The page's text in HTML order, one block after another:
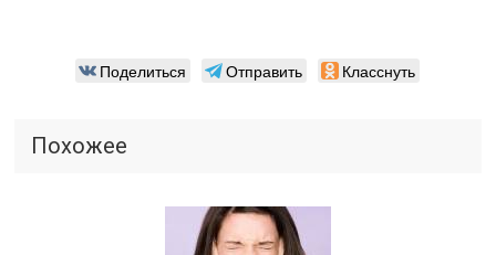
Поделиться Отправить Класснуть
Похожее